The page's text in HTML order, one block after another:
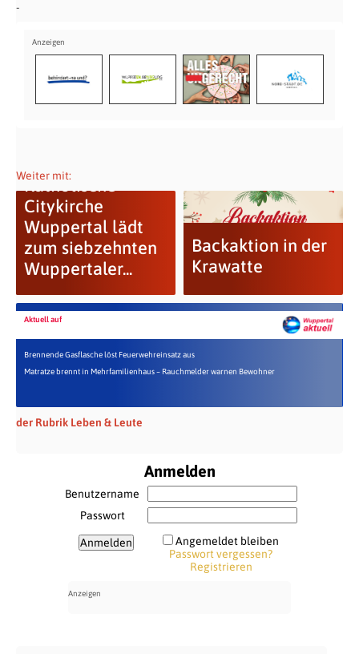
Weiter mit:
Katholische
Citykirche
Wuppertal lädt
zum siebzehnten
Wuppertaler...
Backaktion in der
Krawatte
Aktuell auf
Brennende Gasflasche löst Feuerwehreinsatz aus
Matratze brennt in Mehrfamilienhaus – Rauchmelder warnen Bewohner
der Rubrik Leben & Leute
Anmelden
Benutzername
Passwort
Angemeldet bleiben
Passwort vergessen?
Registrieren